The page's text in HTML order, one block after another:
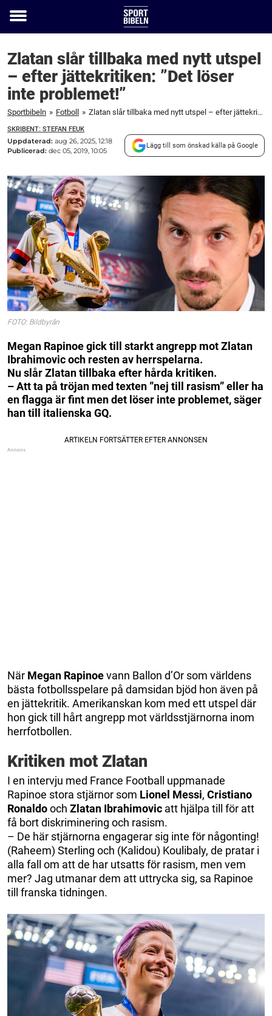
Toggle
Zlatan slår tillbaka med nytt utspel
– efter jättekritiken: ”Det löser
inte problemet!”
Sportbibeln » Fotboll » Zlatan slår tillbaka med nytt utspel – efter jättekritiken: "Det löser inte problemet!"
SKRIBENT: STEFAN FEUK
Uppdaterad: aug 26, 2025, 12:18
Publicerad: dec 05, 2019, 10:05
Lägg till som önskad källa på Google
FOTO: Bildbyrån
Megan Rapinoe gick till starkt angrepp mot Zlatan
Ibrahimovic och resten av herrspelarna.
Nu slår Zlatan tillbaka efter hårda kritiken.
– Att ta på tröjan med texten ”nej till rasism” eller ha
en flagga är fint men det löser inte problemet, säger
han till italienska GQ.
När Megan Rapinoevann Ballon d’Or som världens
bästa fotbollsspelare på damsidan bjöd hon även på
en jättekritik. Amerikanskan kom med ett utspel där
hon gick till hårt angrepp mot världsstjärnorna inom
herrfotbollen.
Kritiken mot Zlatan
I en intervju med France Football uppmanade
Rapinoe stora stjärnor som Lionel Messi, Cristiano
Ronaldooch Zlatan Ibrahimovic att hjälpa till för att
få bort diskriminering och rasism.
– De här stjärnorna engagerar sig inte för någonting!
(Raheem) Sterling och (Kalidou) Koulibaly, de pratar i
alla fall om att de har utsatts för rasism, men vem
mer? Jag utmanar dem att uttrycka sig, sa Rapinoe
till franska tidningen.